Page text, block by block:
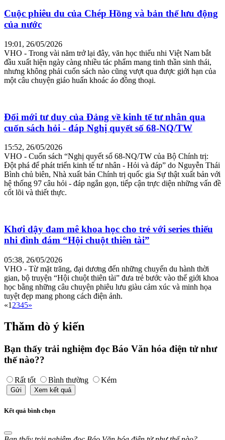
Cuộc phiêu du của Chép Hồng và bản thể lưu động
của nước
19:01, 26/05/2026
VHO - Trong vài năm trở lại đây, văn học thiếu nhi Việt Nam bắt
đầu xuất hiện ngày càng nhiều tác phẩm mang tinh thần sinh thái,
nhưng không phải cuốn sách nào cũng vượt qua được giới hạn của
một câu chuyện giáo huấn khoác áo đồng thoại.
Đổi mới tư duy của Đảng về kinh tế tư nhân qua
cuốn sách hỏi - đáp Nghị quyết số 68-NQ/TW
15:52, 26/05/2026
VHO - Cuốn sách “Nghị quyết số 68-NQ/TW của Bộ Chính trị:
Đột phá để phát triển kinh tế tư nhân - Hỏi và đáp” do Nguyễn Thái
Bình chủ biên, Nhà xuất bản Chính trị quốc gia Sự thật xuất bản với
hệ thống 97 câu hỏi - đáp ngắn gọn, tiếp cận trực diện những vấn đề
cốt lõi và thiết thực.
Khơi dậy đam mê khoa học cho trẻ với series thiếu
nhi đình đám “Hội chuột thiên tài”
05:38, 26/05/2026
VHO - Từ mặt trăng, đại dương đến những chuyến du hành thời
gian, bộ truyện “Hội chuột thiên tài” đưa trẻ bước vào thế giới khoa
học bằng những câu chuyện phiêu lưu giàu cảm xúc và minh họa
tuyệt đẹp mang phong cách điện ảnh.
«1 2345»
Thăm dò ý kiến
Bạn thấy trải nghiệm đọc Báo Văn hóa điện tử như
thế nào??
Rất tốt Bình thường Kém
Gửi Xem kết quả
Kết quả bình chọn